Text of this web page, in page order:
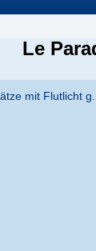
Le
mit Flutlicht